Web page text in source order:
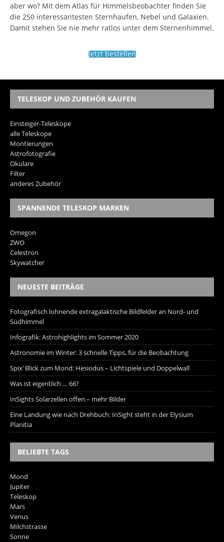
aber wo? Mit dem Atlas für Himmelsbeobachter finden Sie
die 250 interessantesten Sternhaufen, Nebel und Galaxien.
Damit stehen Sie nie mehr ratlos unter dem Sternenhimmel.
Jetzt bestellen
TELESKOP UND ZUBEHÖR KAUFEN
Einsteiger-Teleskope
alle Teleskope
Montierungen
Astrofotografie
Okulare
Filter
anderes Zubehör
SPANNENDE TELESKOP MARKEN
Omegon
ZWO
Celestron
Skywatcher
NEUESTE BEITRÄGE
Fotografisch lohnende extragalaktische Bildfelder an Nord- und
Südhimmel
Infografik: Astrohighlights im Sommer 2020
Astronomie im Winter: 3 schnelle Tipps, für die Beobachtung
Spix‘ Blick zum Mond: Hesiodus – Lichtspiele und Doppelwall
Was ist eigentlich … 66?
InSights Solarzellen offen – mehr Bilder
Eine Landung wie nach Drehbuch: InSight steht in der Elysium
Planitia
BELIEBTE TAGS
Mond
Jupiter
Teleskop
Mars
Venus
Milchstrasse
Sonne